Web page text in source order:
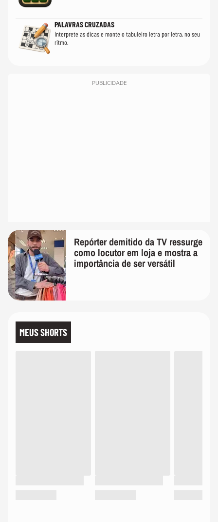
PALAVRAS CRUZADAS
Interprete as dicas e monte o tabuleiro letra por letra, no seu
ritmo.
PUBLICIDADE
Repórter demitido da TV ressurge
como locutor em loja e mostra a
importância de ser versátil
MEUS SHORTS